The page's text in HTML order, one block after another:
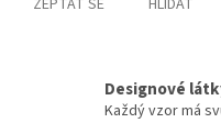
ZEPTAT SE HLÍDAT
Designové
Každý vzor má